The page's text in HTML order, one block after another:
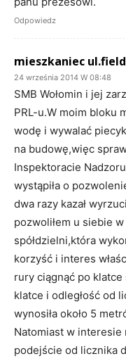
Odpowiedz
mieszkaniec
24 września 2014 W 08:48
SMB Wołomin i jej
PRL-u.W moim bloku
wodę i wywalać
na budowę,więc
Inspektoracie
wystąpiła o
dwa razy kazał
pozwoliłem u siebie
spółdzielni,która
korzyść i interes
rury ciągnąć po
klatce i odległość od
wynosiła około 5
Natomiast w interesie
podejście od licznika